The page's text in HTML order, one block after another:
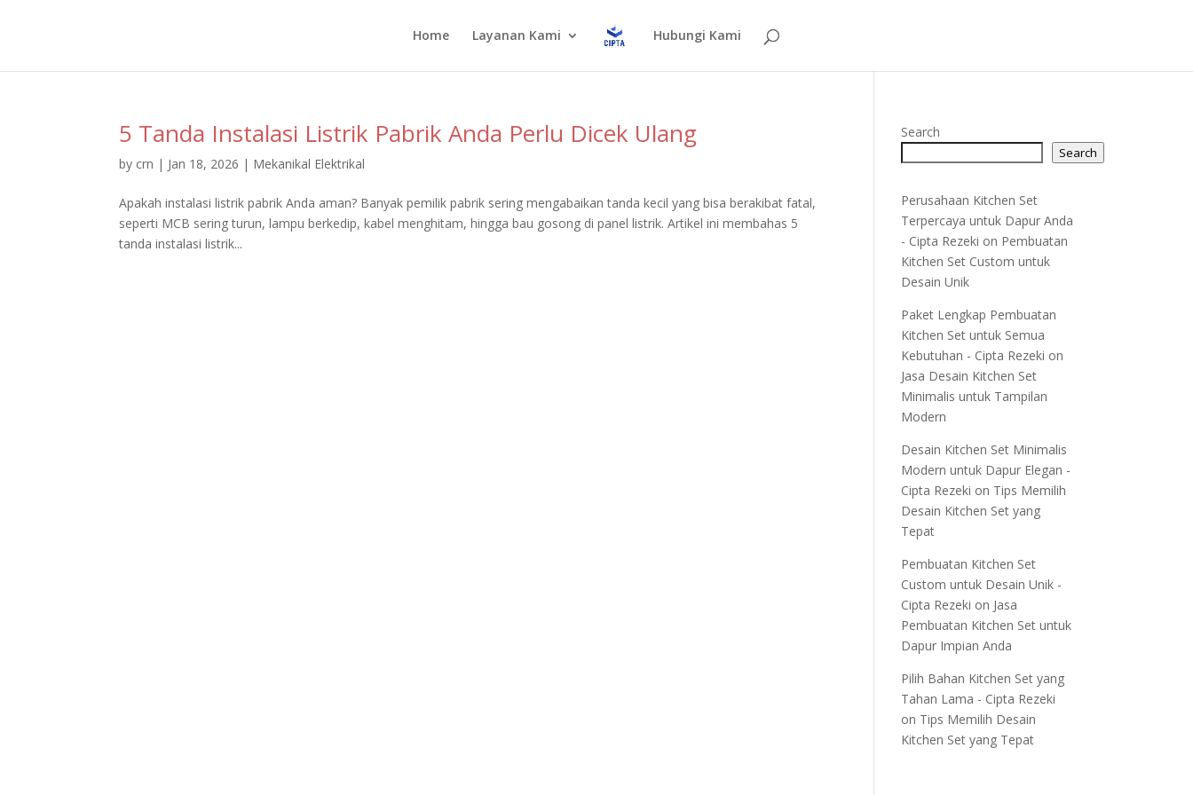
Home Layanan Kami Hubungi Kami
5 Tanda Instalasi Listrik Pabrik Anda Perlu Dicek Ulang
by crn | Jan 18, 2026 | Mekanikal Elektrikal
Apakah instalasi listrik pabrik Anda aman? Banyak pemilik pabrik sering mengabaikan tanda kecil yang bisa berakibat fatal,
seperti MCB sering turun, lampu berkedip, kabel menghitam, hingga bau gosong di panel listrik. Artikel ini membahas 5
tanda instalasi listrik...
Search
Search
Perusahaan Kitchen Set
Terpercaya untuk Dapur Anda
- Cipta Rezeki on Pembuatan
Kitchen Set Custom untuk
Desain Unik
Paket Lengkap Pembuatan
Kitchen Set untuk Semua
Kebutuhan - Cipta Rezeki on
Jasa Desain Kitchen Set
Minimalis untuk Tampilan
Modern
Desain Kitchen Set Minimalis
Modern untuk Dapur Elegan -
Cipta Rezeki on Tips Memilih
Desain Kitchen Set yang
Tepat
Pembuatan Kitchen Set
Custom untuk Desain Unik -
Cipta Rezeki on Jasa
Pembuatan Kitchen Set untuk
Dapur Impian Anda
Pilih Bahan Kitchen Set yang
Tahan Lama - Cipta Rezeki
on Tips Memilih Desain
Kitchen Set yang Tepat